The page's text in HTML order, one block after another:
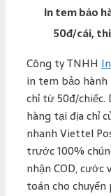
In tem bảo
50đ/cái,
Công ty TNHH
in tem bảo
chỉ từ 50đ/chiếc.
hàng tại địa chỉ
nhanh Viettel
trước 100%
nhận COD,
toán cho